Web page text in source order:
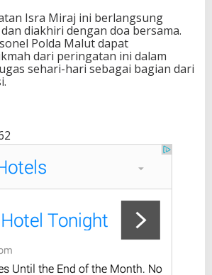
Isra Miraj ini berlangsung
diakhiri dengan doa bersama.
Polda Malut dapat
dari peringatan ini dalam
sehari-hari sebagai bagian dari